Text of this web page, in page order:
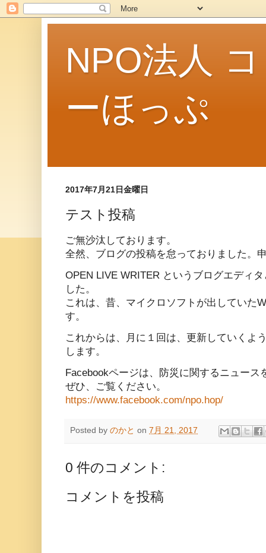
NPO法人
ーほっぷ
2017年7月21日金曜日
テスト投稿
ご無沙汰しております。
全然、ブログの投稿を怠っておりました。
OPEN LIVE WRITER というブログエディ
した。
これは、昔、マイクロソフトが出していた
す。
これからは、月に１回は、更新していくよ
します。
Facebookページは、防災に関するニュー
ぜひ、ご覧ください。
https://www.facebook.com/npo.hop/
Posted by のかと on 7月 21, 2017
0 件のコメント:
コメントを投稿